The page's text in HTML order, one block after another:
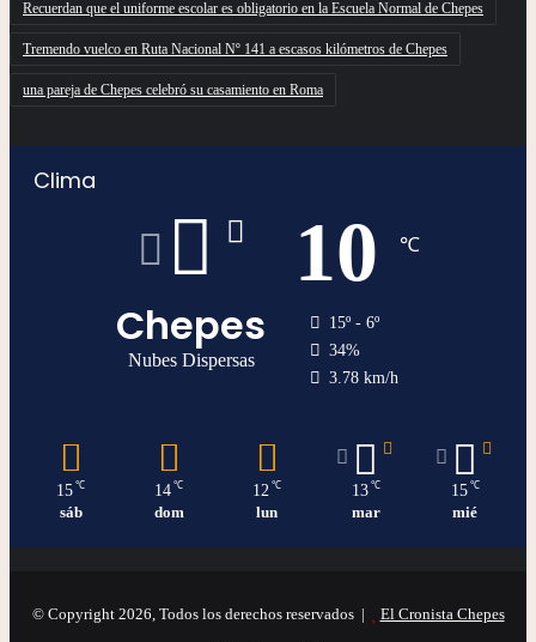
Recuerdan que el uniforme escolar es obligatorio en la Escuela Normal de Chepes
Tremendo vuelco en Ruta Nacional Nº 141 a escasos kilómetros de Chepes
una pareja de Chepes celebró su casamiento en Roma
Clima
Chepes
Nubes Dispersas
10 ℃
15º - 6º
34%
3.78 km/h
15 ℃
sáb
14 ℃
dom
12 ℃
lun
13 ℃
mar
15 ℃
mié
© Copyright 2026, Todos los derechos reservados | El Cronista Chepes